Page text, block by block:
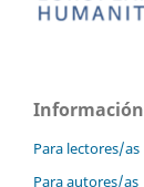
Información
Para lectores/as
Para autores/as